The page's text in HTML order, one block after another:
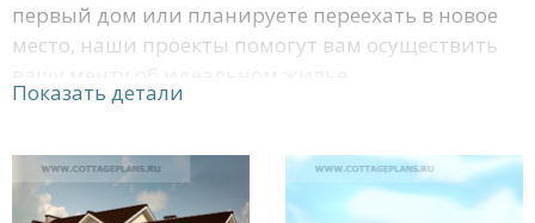
первый дом или планируете переехать в новое
место, наши проекты помогут вам осуществить
Пирамидальная крыша - это один из самых
который добавляет особое очарование и шарм к
вашему дому. Она отлично подходит для
Показать детали